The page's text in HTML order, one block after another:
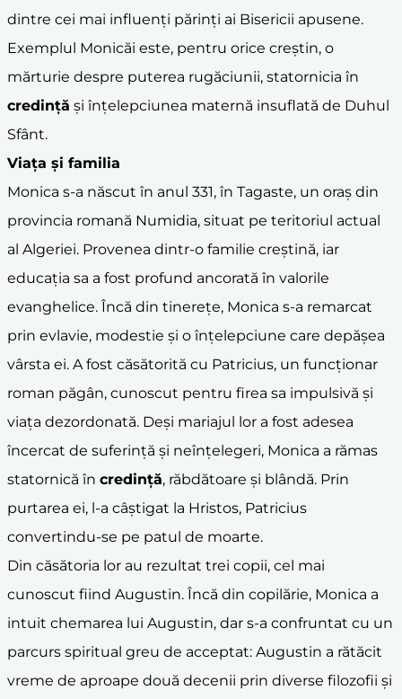
dintre cei mai influenți părinți ai Bisericii apusene.
Exemplul Monicăi este, pentru orice creștin, o
mărturie despre puterea rugăciunii, statornicia în
credință și înțelepciunea maternă insuflată de Duhul
Sfânt.
Viața și familia
Monica s-a născut în anul 331, în Tagaste, un oraș din
provincia romană Numidia, situat pe teritoriul actual
al Algeriei. Provenea dintr-o familie creștină, iar
educația sa a fost profund ancorată în valorile
evanghelice. Încă din tinerețe, Monica s-a remarcat
prin evlavie, modestie și o înțelepciune care depășea
vârsta ei. A fost căsătorită cu Patricius, un funcționar
roman păgân, cunoscut pentru firea sa impulsivă și
viața dezordonată. Deși mariajul lor a fost adesea
încercat de suferință și neînțelegeri, Monica a rămas
statornică în credință, răbdătoare și blândă. Prin
purtarea ei, l-a câștigat la Hristos, Patricius
convertindu-se pe patul de moarte.
Din căsătoria lor au rezultat trei copii, cel mai
cunoscut fiind Augustin. Încă din copilărie, Monica a
intuit chemarea lui Augustin, dar s-a confruntat cu un
parcurs spiritual greu de acceptat: Augustin a rătăcit
vreme de aproape două decenii prin diverse filozofii și